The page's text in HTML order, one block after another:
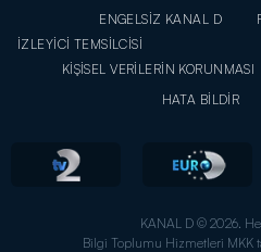
ENGELSİZ KANAL D
İZLEYİCİ TEMSİLCİSİ
KİŞİSEL VERİLERİN KORUNMASI
HATA BİLDİR
KANAL D © 2026.
Bilgi Toplumu Hizmetleri MKK